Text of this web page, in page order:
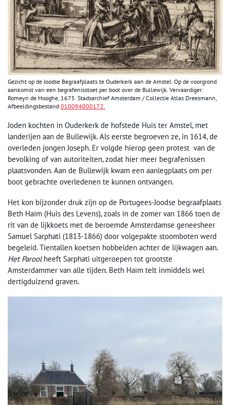
Gezicht op de Joodse Begraafplaats te Ouderkerk aan de Amstel. Op de voorgrond
aankomst van een begrafenisstoet per boot over de Bullewijk. Vervaardiger:
Romeyn de Hooghe, 1675. Stadsarchief Amsterdam / Collectie Atlas Dreesmann,
Afbeeldingsbestand 010094000172.
Joden kochten in Ouderkerk de hofstede Huis ter Amstel, met
landerijen aan de Bullewijk. Als eerste begroeven ze, in 1614, de
overleden jongen Joseph. Er volgde hierop geen protest van de
bevolking of van autoriteiten, zodat hier meer begrafenissen
plaatsvonden. Aan de Bullewijk kwam een aanlegplaats om per
boot gebrachte overledenen te kunnen ontvangen.
Het kon bijzonder druk zijn op de Portugees-Joodse begraafplaats
Beth Haïm (Huis des Levens), zoals in de zomer van 1866 toen de
rit van de lijkkoets met de beroemde Amsterdamse geneesheer
Samuel Sarphati (1813-1866) door volgepakte stoomboten werd
begeleid. Tientallen koetsen hobbelden achter de lijkwagen aan.
Het Paroolheeft Sarphati uitgeroepen tot grootste
Amsterdammer van alle tijden. Beth Haïm telt inmiddels wel
dertigduizend graven.